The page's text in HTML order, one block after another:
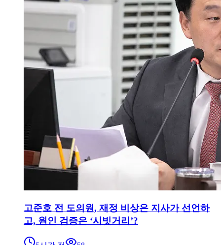
고준호 전 도의원, 재정 비상은 지사가 선언하
고, 원인 검증은 ‘시빗거리’?